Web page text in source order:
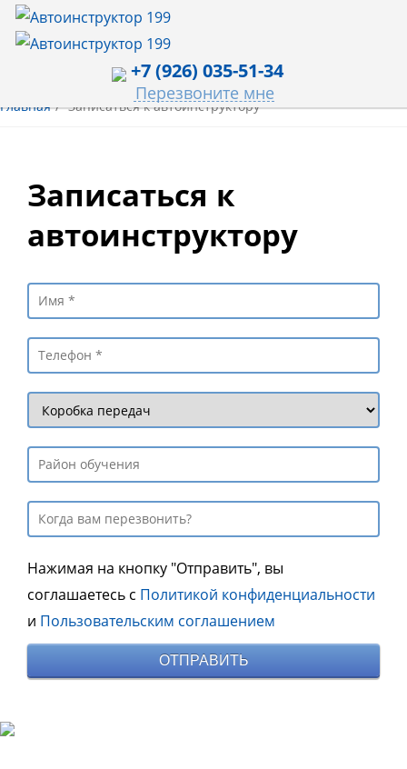
+7 (926) 035-51-34
Перезвоните мне
Главная Записаться к автоинструктору
Записаться к
автоинструктору
Нажимая на кнопку "Отправить", вы
соглашаетесь с Политикой конфиденциальности
и Пользовательским соглашением
ОТПРАВИТЬ